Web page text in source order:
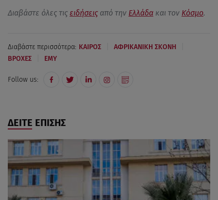
Διαβάστε όλες τις ειδήσεις από την Ελλάδα και τον Κόσμο.
Διαβάστε περισσότερα: ΚΑΙΡΟΣ ΑΦΡΙΚΑΝΙΚΗ ΣΚΟΝΗ
ΒΡΟΧΕΣ ΕΜΥ
Follow us:
ΔΕΙΤΕ ΕΠΙΣΗΣ